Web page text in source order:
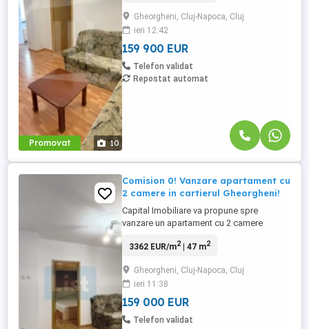
Promovat 10
Semidecomandat- Dormitor, living open
space cu bucatarie, debara, dressing,
baie si hol. ...
Gheorgheni, Cluj-Napoca, Cluj
ieri 12:42
159 900 EUR
Telefon validat
Repostat automat
Comision 0! Vanzare apartament cu
2 camere in cartierul Gheorgheni!
Capital Imobiliare va propune spre
vanzare un apartament cu 2 camere
cartierul Gheorgheni. Apartamentul este
apartament la demisol) cu 3 etaje izolata
termic avand orientare sudica. Suprafata
utila este de 47 mp plus ...
3362 EUR/m2| 47 m2
Gheorgheni, Cluj-Napoca, Cluj
ieri 11:38
159 000 EUR
Telefon validat